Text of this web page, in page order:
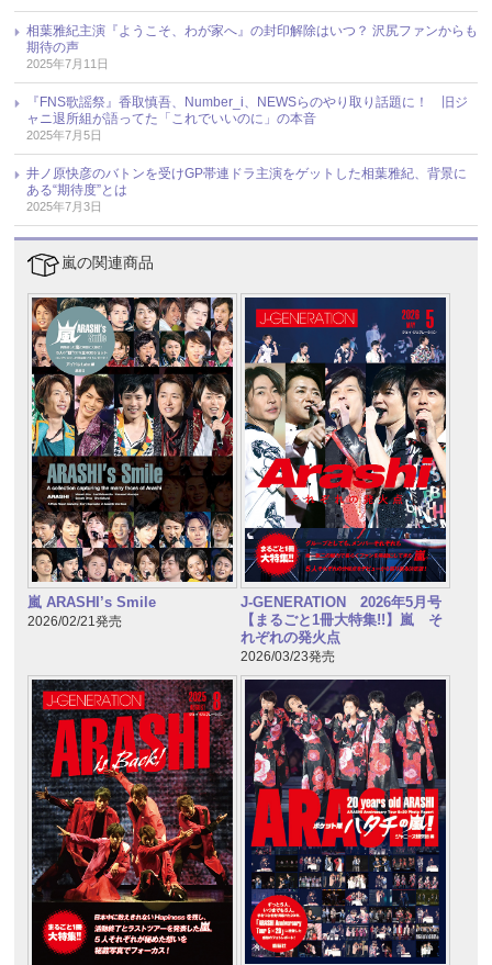
相葉雅紀主演『ようこそ、わが家へ』の封印解除はいつ？ 沢尻ファンからも
期待の声
2025年7月11日
『FNS歌謡祭』香取慎吾、Number_i、NEWSらのやり取り話題に！ 旧ジ
ャニ退所組が語ってた「これでいいのに」の本音
2025年7月5日
井ノ原快彦のバトンを受けGP帯連ドラ主演をゲットした相葉雅紀、背景に
ある“期待度”とは
2025年7月3日
嵐の関連商品
嵐 ARASHI’s Smile
2026/02/21発売
J-GENERATION 2026年5月号
【まるごと1冊大特集!!】嵐 そ
れぞれの発火点
2026/03/23発売